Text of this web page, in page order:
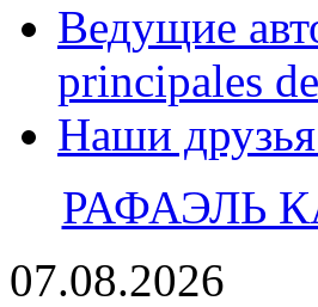
Ведущие
principales
Наши
РАФАЭЛЬ
07.08.2026